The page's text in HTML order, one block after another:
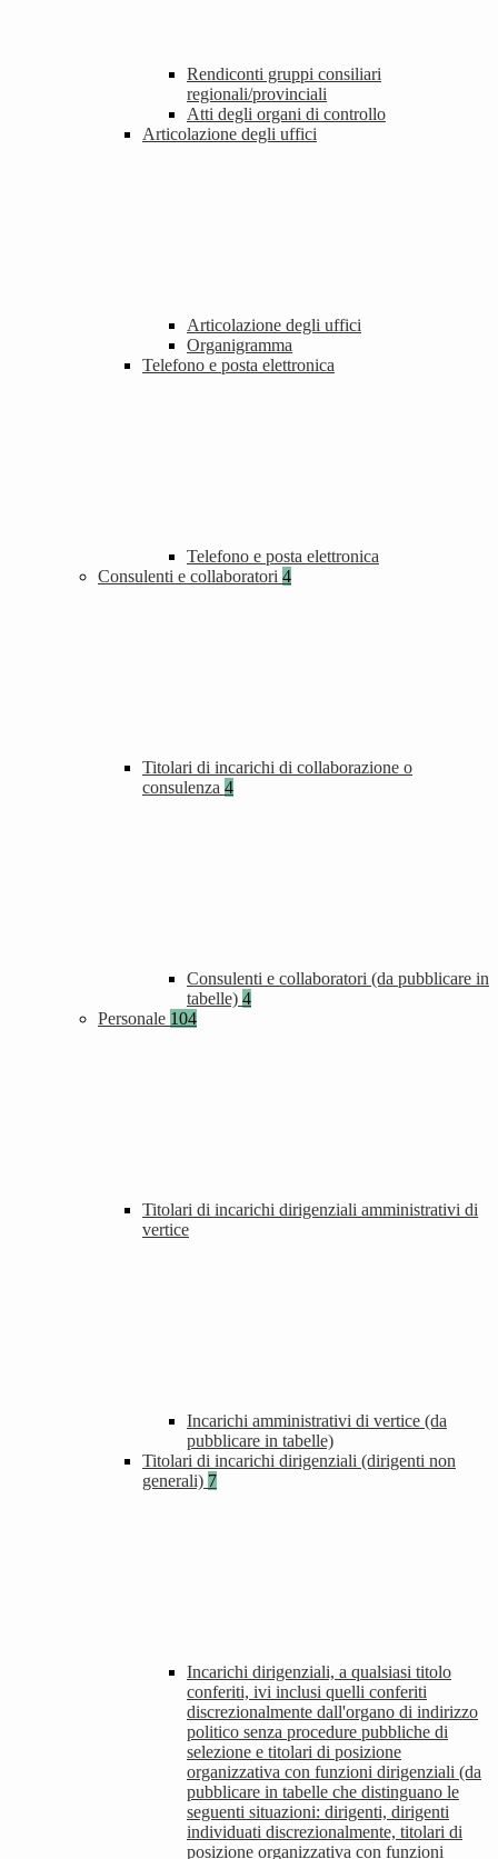
Rendiconti gruppi consiliari
regionali/provinciali
Atti degli organi di controllo
Articolazione degli uffici
Articolazione degli uffici
Organigramma
Telefono e posta elettronica
Telefono e posta elettronica
Consulenti e collaboratori 4
Titolari di incarichi di collaborazione o
consulenza 4
Consulenti e collaboratori (da pubblicare in
tabelle) 4
Personale 104
Titolari di incarichi dirigenziali amministrativi di
vertice
Incarichi amministrativi di vertice (da
pubblicare in tabelle)
Titolari di incarichi dirigenziali (dirigenti non
generali) 7
Incarichi dirigenziali, a qualsiasi titolo
conferiti, ivi inclusi quelli conferiti
discrezionalmente dall'organo di indirizzo
politico senza procedure pubbliche di
selezione e titolari di posizione
organizzativa con funzioni dirigenziali (da
pubblicare in tabelle che distinguano le
seguenti situazioni: dirigenti, dirigenti
individuati discrezionalmente, titolari di
posizione organizzativa con funzioni